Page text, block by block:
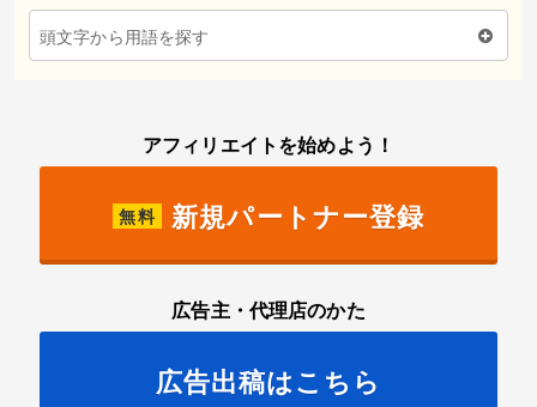
頭文字から用語を探す
アフィリエイトを始めよう！
無料 新規パートナー登録
広告主・代理店のかた
広告出稿はこちら